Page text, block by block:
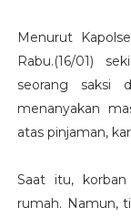
Menurut
Rabu.(16/01)
seorang saksi
menanyakan
atas pinjaman,
Saat itu,
rumah. Namun,